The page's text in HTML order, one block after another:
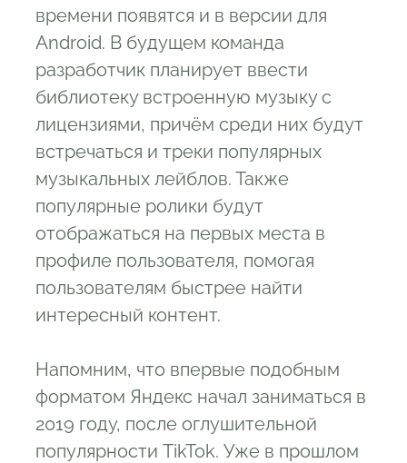
времени появятся и в версии для
Android. В будущем команда
разработчик планирует ввести
библиотеку встроенную музыку с
лицензиями, причём среди них будут
встречаться и треки популярных
музыкальных лейблов. Также
популярные ролики будут
отображаться на первых места в
профиле пользователя, помогая
пользователям быстрее найти
интересный контент.
Напомним, что впервые подобным
форматом Яндекс начал заниматься в
2019 году, после оглушительной
популярности TikTok. Уже в прошлом